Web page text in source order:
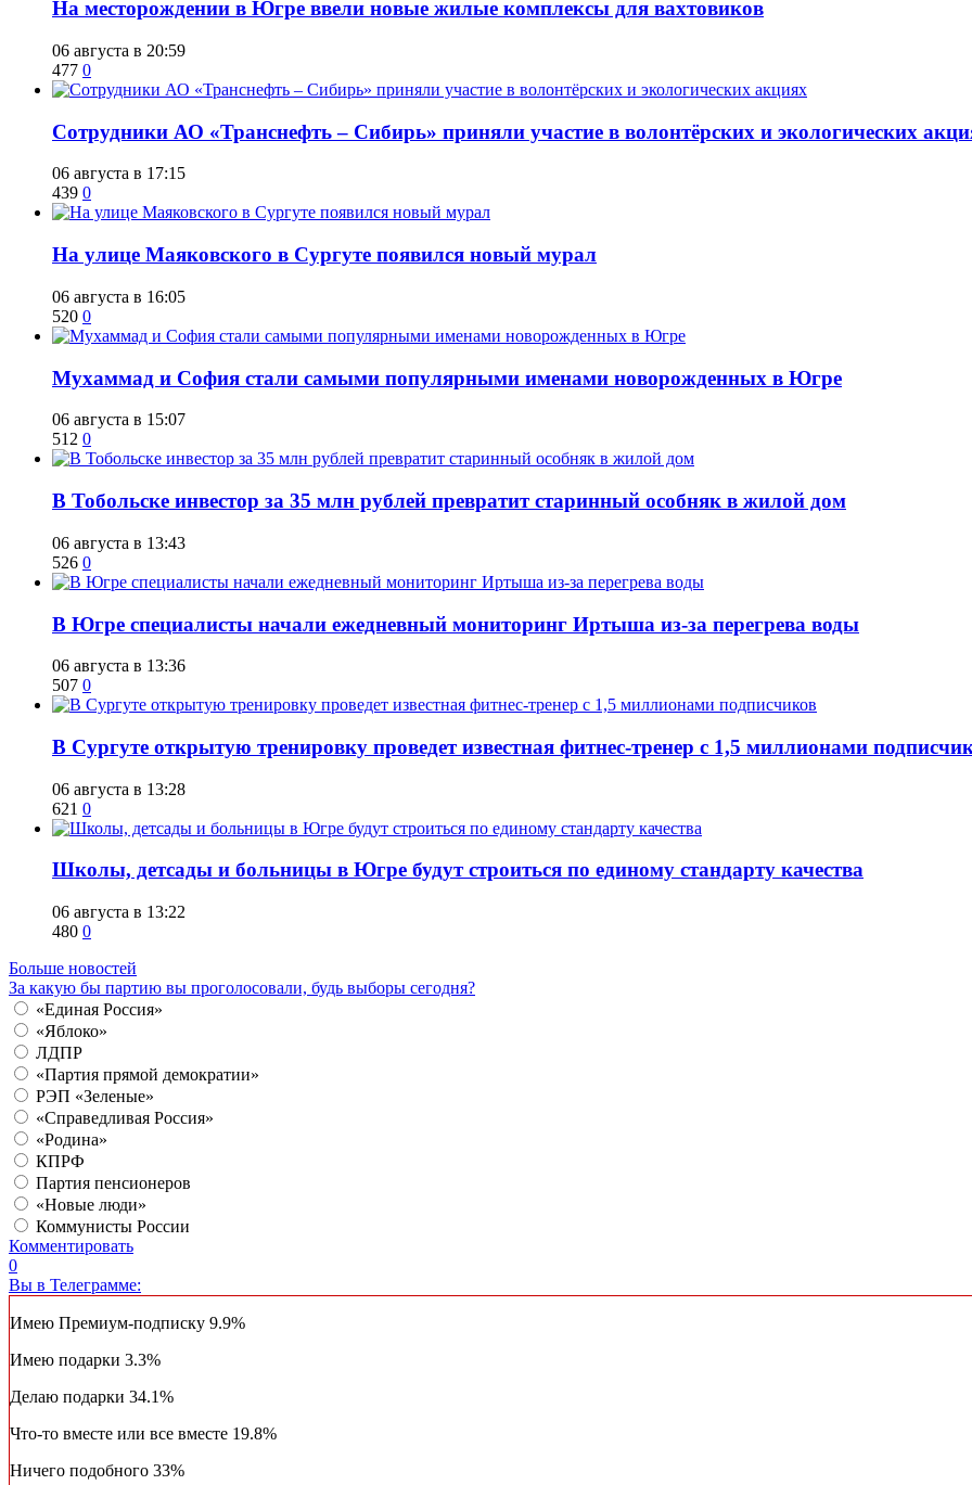
​На месторождении в Югре ввели новые жилые комплексы для вахтовиков
06 августа в 20:59
477 0
Сотрудники АО «Транснефть – Сибирь» приняли участие в волонтёрских и экологических
06 августа в 17:15
439 0
​На улице Маяковского в Сургуте появился новый мурал
06 августа в 16:05
520 0
​Мухаммад и София стали самыми популярными именами новорожденных в Югре
06 августа в 15:07
512 0
В Тобольске инвестор за 35 млн рублей превратит старинный особняк в жилой дом
06 августа в 13:43
526 0
В Югре специалисты начали ежедневный мониторинг Иртыша из-за перегрева воды
06 августа в 13:36
507 0
В Сургуте открытую тренировку проведет известная фитнес-тренер с 1,5 миллионами
06 августа в 13:28
621 0
Школы, детсады и больницы в Югре будут строиться по единому стандарту качества
06 августа в 13:22
480 0
Больше новостей
За какую бы партию вы проголосовали, будь выборы сегодня?
«Единая Россия»
«Яблоко»
ЛДПР
«Партия прямой демократии»
РЭП «Зеленые»
«Справедливая Россия»
«Родина»
КПРФ
Партия пенсионеров
«Новые люди»
Коммунисты России
Комментировать
0
Вы в Телеграмме:
Имею Премиум-подписку 9.9%
Имею подарки 3.3%
Делаю подарки 34.1%
Что-то вместе или все вместе 19.8%
Ничего подобного 33%